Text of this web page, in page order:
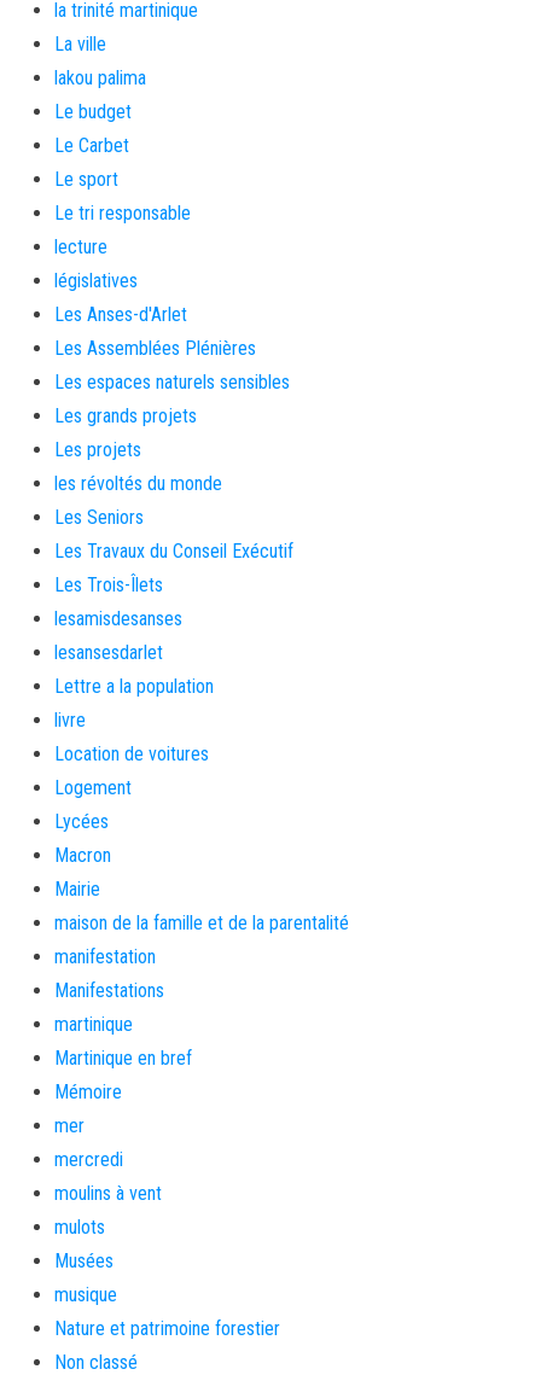
la trinité martinique
La ville
lakou palima
Le budget
Le Carbet
Le sport
Le tri responsable
lecture
législatives
Les Anses-d'Arlet
Les Assemblées Plénières
Les espaces naturels sensibles
Les grands projets
Les projets
les révoltés du monde
Les Seniors
Les Travaux du Conseil Exécutif
Les Trois-Îlets
lesamisdesanses
lesansesdarlet
Lettre a la population
livre
Location de voitures
Logement
Lycées
Macron
Mairie
maison de la famille et de la parentalité
manifestation
Manifestations
martinique
Martinique en bref
Mémoire
mer
mercredi
moulins à vent
mulots
Musées
musique
Nature et patrimoine forestier
Non classé